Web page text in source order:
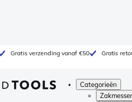
Gratis verzending vanaf €50 Gratis
Categorieën